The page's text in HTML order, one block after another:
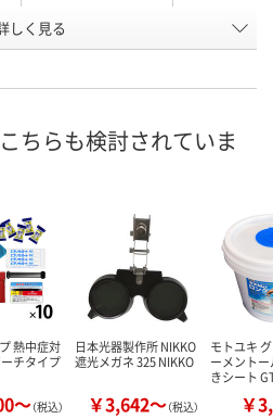
E342199 E342201
8月31日（月）まで
カゴへ カ
しく見る
ちらも検討されていま
熱中症対
チタイプ
～（税込）
日本光器製作所 NIKKO
遮光メガネ 325 NIKKO
￥3,642～（税込）
モトユキ
ーメント
きシート
￥